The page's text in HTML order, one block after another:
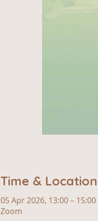
Time & Location
05 Apr 2026, 13:00 – 15:00
Zoom